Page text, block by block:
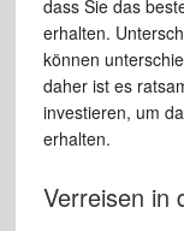
dass Sie das
erhalten.
können
daher ist es
investieren, um
erhalten.
Verreisen in